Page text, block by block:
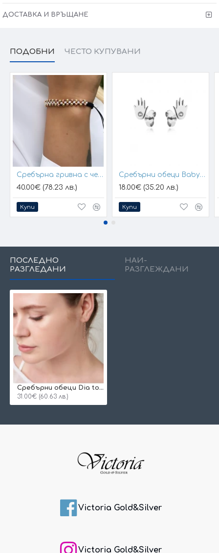
ДОСТАВКА И ВРЪЩАНЕ
ПОДОБНИ ЧЕСТО КУПУВАНИ
Сребърна гривна с черен конец и позлатени топчета
40.00€ (78.23 лв.)
Купи
Сребърни обеци Baby Hands
18.00€ (35.20 лв.)
Купи
ПОСЛЕДНО
РАЗГЛЕДАНИ
НАЙ-
РАЗГЛЕЖДАНИ
Сребърни обеци Dia topic rose color
31.00€ (60.63 лв.)
Victoria Gold&Silver
Victoria Gold&Silver